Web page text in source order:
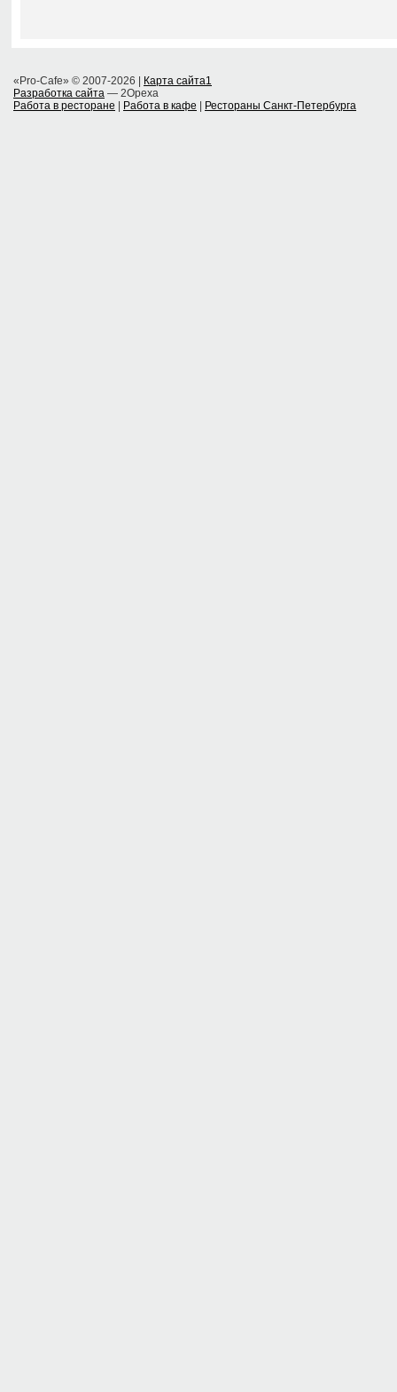
«Pro-Cafe» © 2007-2026 |
Карта сайта1
Разработка сайта — 2Opexa
Работа в ресторане
Работа в кафе Рестораны Санкт-Петербурга